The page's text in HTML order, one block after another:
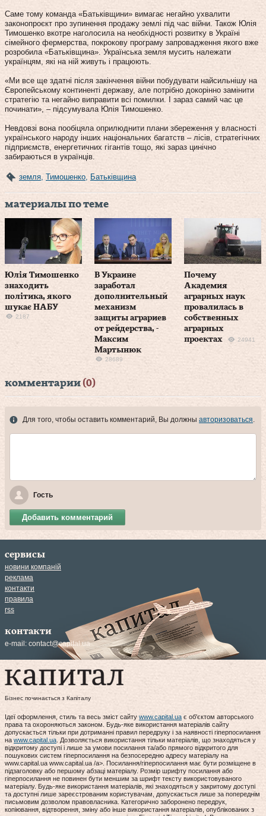
Саме тому команда «Батьківщини» вимагає негайно ухвалити
законопроєкт про зупинення продажу землі під час війни. Також Юлія
Тимошенко вкотре наголосила на необхідності розвитку в Україні
сімейного фермерства, покрокову програму запровадження якого вже
розробила «Батьківщина». Українська земля мусить належати
українцям, які на ній живуть і працюють.
«Ми все ще здатні після закінчення війни побудувати найсильнішу на
Європейському континенті державу, але потрібно докорінно замінити
стратегію та негайно виправити всі помилки. І зараз самий час це
починати», – підсумувала Юлія Тимошенко.
Невдовзі вона пообіцяла оприлюднити плани збереження у власності
українського народу інших національних багатств – лісів, стратегічних
підприємств, енергетичних гігантів тощо, які зараз цинічно
забираються в українців.
земля Тимошенко Батьківщина
материалы по теме
Юлія Тимошенко
знаходить
політика, якого
шукає НАБУ
2187
В Украине
заработал
дополнительный
механизм
защиты аграриев
от рейдерства, -
Максим
Мартынюк
28689
Почему
Академия
аграрных наук
провалилась в
собственных
аграрных
проектах
24941
комментарии (0)
Для того, чтобы оставить комментарий, Вы должны авторизоваться.
Гость
Добавить комментарий
сервисы
новини компаній
реклама
контакти
правила
rss
контакти
e-mail: contact@capital.ua
Бізнес починається з Капіталу
Ідеї оформлення, стиль та весь зміст сайту www.capital.ua є об'єктом авторського
права та охороняються законом. Будь-яке використання матеріалів сайту
допускається тільки при дотриманні правил передруку і за наявності гіперпосилання
на www.capital.ua. Дозволяється використання тільки матеріалів, що знаходяться у
відкритому доступі і лише за умови посилання та/або прямого відкритого для
пошукових систем гіперпосилання на безпосередню адресу матеріалу на
www.capital.ua www.capital.ua /a>. Посилання/гіперпосилання має бути розміщене в
підзаголовку або першому абзаці матеріалу. Розмір шрифту посилання або
гіперпосилання не повинен бути меншим за шрифт тексту використовуваного
матеріалу. Будь-яке використання матеріалів, які знаходяться у закритому доступі
та доступні лише зареєстрованим користувачам, допускається лише за попереднім
письмовим дозволом правовласника. Категорично заборонено передрук,
копіювання, відтворення, зміну або інше використання матеріалів, опублікованих з